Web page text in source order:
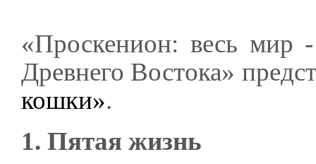
«Проскенион: весь мир
Древнего Востока»
кошки».
1. Пятая жизнь